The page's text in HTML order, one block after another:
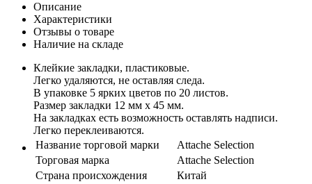
Описание
Характеристики
Отзывы о товаре
Наличие на складе
Клейкие закладки, пластиковые.
Легко удаляются, не оставляя следа.
В упаковке 5 ярких цветов по 20 листов.
Размер закладки 12 мм х 45 мм.
На закладках есть возможность оставлять надписи.
Легко переклеиваются.
Название торговой марки
Attache Selection
Торговая марка
Attache Selection
Страна происхождения
Китай